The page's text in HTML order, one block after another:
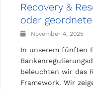
Recovery &
oder
November 4, 2025
In unserem fünften
beleuchten wir das
Framework. Wir